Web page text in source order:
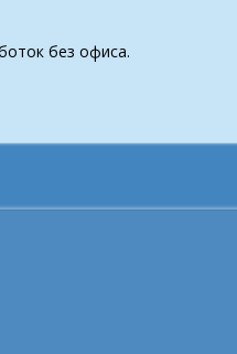
без офиса.